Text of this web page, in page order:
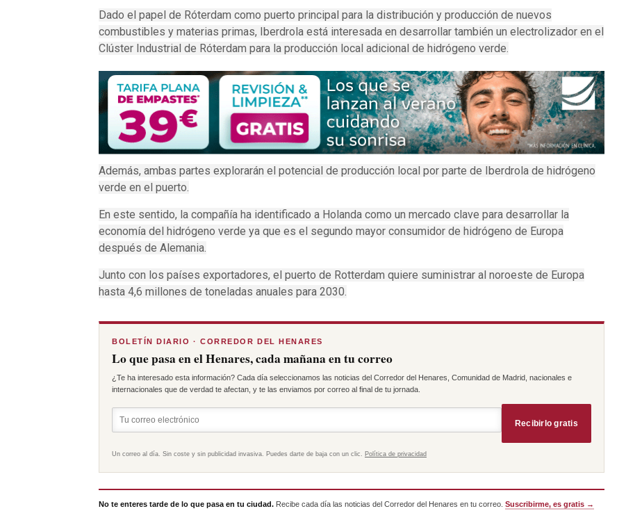
Dado el papel de Róterdam como puerto principal para la distribución y producción de nuevos
combustibles y materias primas, Iberdrola está interesada en desarrollar también un electrolizador en el
Clúster Industrial de Róterdam para la producción local adicional de hidrógeno verde.
Además, ambas partes explorarán el potencial de producción local por parte de Iberdrola de hidrógeno
verde en el puerto.
En este sentido, la compañía ha identificado a Holanda como un mercado clave para desarrollar la
economía del hidrógeno verde ya que es el segundo mayor consumidor de hidrógeno de Europa
después de Alemania.
Junto con los países exportadores, el puerto de Rotterdam quiere suministrar al noroeste de Europa
hasta 4,6 millones de toneladas anuales para 2030.
BOLETÍN DIARIO · CORREDOR DEL HENARES
Lo que pasa en el Henares, cada mañana en tu correo
¿Te ha interesado esta información? Cada día seleccionamos las noticias del Corredor del Henares, Comunidad de Madrid, nacionales e
internacionales que de verdad te afectan, y te las enviamos por correo al final de tu jornada.
Recibirlo gratis
Un correo al día. Sin coste y sin publicidad invasiva. Puedes darte de baja con un clic. Política de privacidad
No te enteres tarde de lo que pasa en tu ciudad. Recibe cada día las noticias del Corredor del Henares en tu correo. Suscribirme, es gratis →